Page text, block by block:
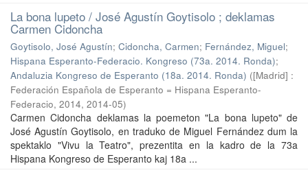
La bona lupeto / José Agustín Goytisolo ; deklamas
Carmen Cidoncha
Goytisolo, José Agustín; Cidoncha, Carmen; Fernández, Miguel;
Hispana Esperanto-Federacio. Kongreso (73a. 2014. Ronda);
Andaluzia Kongreso de Esperanto (18a. 2014. Ronda) ([Madrid] :
Federación Española de Esperanto = Hispana Esperanto-
Federacio, 2014, 2014-05)
Carmen Cidoncha deklamas la poemeton "La bona lupeto" de
José Agustín Goytisolo, en traduko de Miguel Fernández dum la
spektaklo "Vivu la Teatro", prezentita en la kadro de la 73a
Hispana Kongreso de Esperanto kaj 18a ...